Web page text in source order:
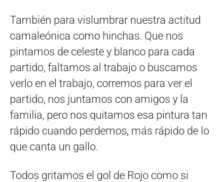
También para vislumbrar nuestra actitud
camaleónica como hinchas. Que nos
pintamos de celeste y blanco para cada
partido, faltamos al trabajo o buscamos
verlo en el trabajo, corremos para ver el
partido, nos juntamos con amigos y la
familia, pero nos quitamos esa pintura tan
rápido cuando perdemos, más rápido de lo
que canta un gallo.
Todos gritamos el gol de Rojo como si